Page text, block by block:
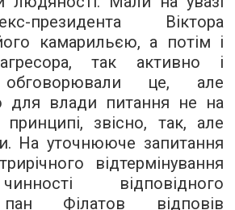
президента Віктора
камарильєю, а потім і
так активно і
обговорювали це, але
для влади питання не на
звісно, так, але
На уточнююче запитання
відтермінування
відповідного
Філатов відповів